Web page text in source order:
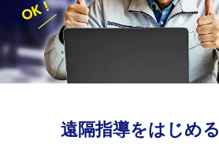
遠隔指導をはじめる